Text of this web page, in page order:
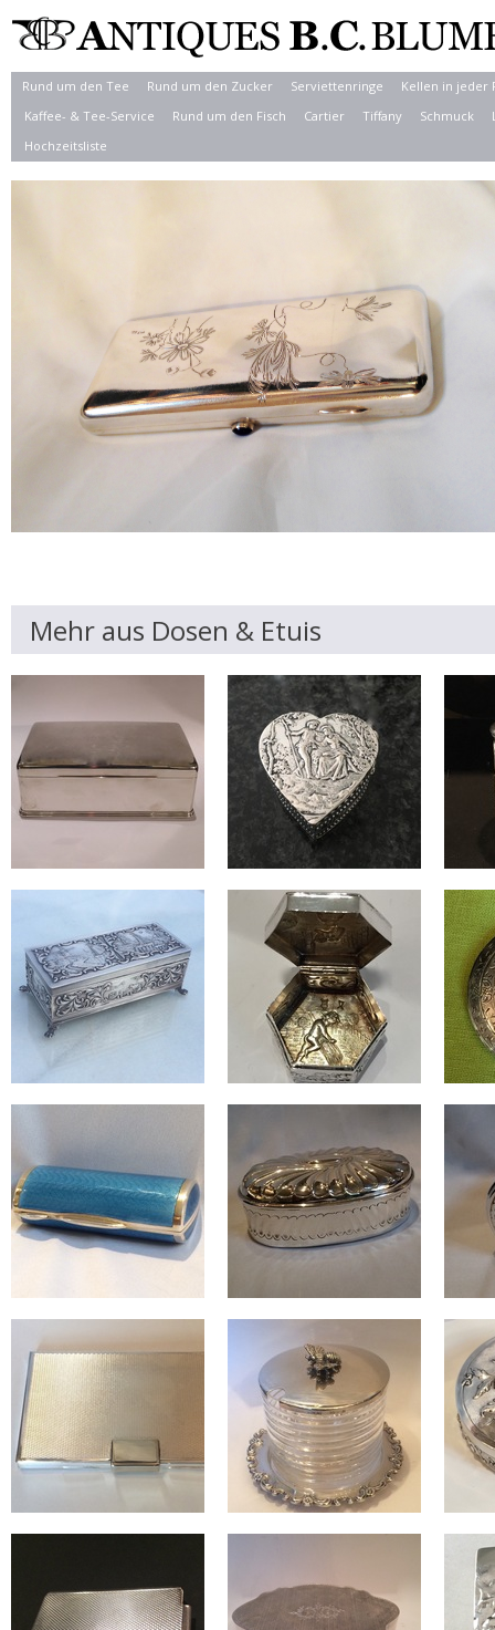
Rund um den Tee Rund um den Zucker Serviettenringe
Kellen in jeder
Kaffee- & Tee-Service
Rund um den Fisch Cartier Tiffany Schmuck
Hochzeitsliste
Mehr aus Dosen & Etuis